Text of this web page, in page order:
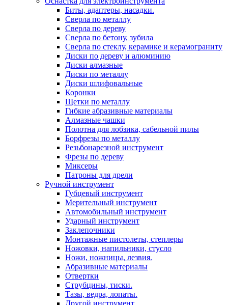
Биты, адаптеры, насадки.
Сверла по металлу
Сверла по дереву
Сверла по бетону, зубила
Сверла по стеклу, керамике и керамограниту
Диски по дереву и алюминию
Диски алмазные
Диски по металлу
Диски шлифовальные
Коронки
Щетки по металлу
Гибкие абразивные материалы
Алмазные чашки
Полотна для лобзика, сабельной пилы
Борфрезы по металлу
Резьбонарезной инструмент
Фрезы по дереву
Миксеры
Патроны для дрели
Ручной инструмент
Губцевый инструмент
Мерительный инструмент
Автомобильный инструмент
Ударный инструмент
Заклепочники
Монтажные пистолеты, степлеры
Ножовки, напильники, стусло
Ножи, ножницы, лезвия.
Абразивные материалы
Отвертки
Cтрубцины, тиски.
Тазы, ведра, лопаты.
Другой инструмент